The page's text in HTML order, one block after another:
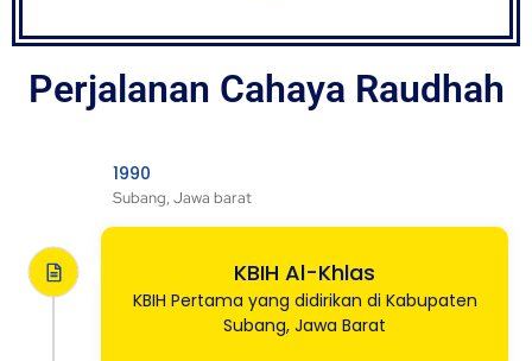
Perjalanan Cahaya Raudhah
1990
Subang, Jawa barat
KBIH Al-Khlas
KBIH Pertama yang didirikan di Kabupaten
Subang, Jawa Barat